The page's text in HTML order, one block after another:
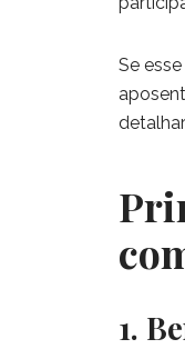
Se
1.